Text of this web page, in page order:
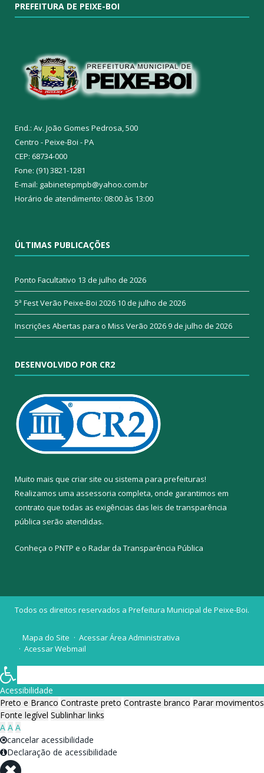
PREFEITURA DE PEIXE-BOI
End.: Av. João Gomes Pedrosa, 500
Centro - Peixe-Boi - PA
CEP: 68734-000
Fone: (91) 3821-1281
E-mail: gabinetepmpb@yahoo.com.br
Horário de atendimento: 08:00 às 13:00
ÚLTIMAS PUBLICAÇÕES
Ponto Facultativo 13 de julho de 2026
5ª Fest Verão Peixe-Boi 2026 10 de julho de 2026
Inscrições Abertas para o Miss Verão 20269 de julho de 2026
DESENVOLVIDO POR CR2
Muito mais que criar site ou sistema para prefeituras!
Realizamos uma assessoria completa, onde garantimos em
contrato que todas as exigências das leis de transparência
pública serão atendidas.
Conheça o PNTP e o Radar da Transparência Pública
Todos os direitos reservados a Prefeitura Municipal de Peixe-Boi.
Mapa do Site
Acessar Área Administrativa
Acessar Webmail
Acessibilidade
Preto e Branco Contraste preto Contraste branco Parar movimentos
Fonte legível Sublinhar links
A A A
cancelar acessibilidade
Declaração de acessibilidade